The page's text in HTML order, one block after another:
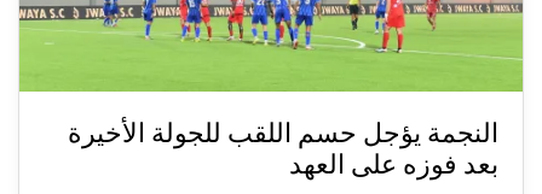
النجمة يؤجل حسم اللقب للجولة الأخيرة
بعد فوزه على العهد